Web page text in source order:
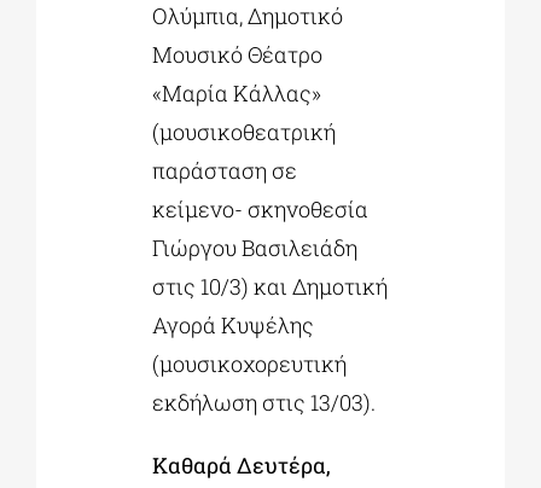
Ολύμπια, Δημοτικό
Μουσικό Θέατρο
«Μαρία Κάλλας»
(μουσικοθεατρική
παράσταση σε
κείμενο- σκηνοθεσία
Γιώργου Βασιλειάδη
στις 10/3) και Δημοτική
Αγορά Κυψέλης
(μουσικοχορευτική
εκδήλωση στις 13/03).
Καθαρά Δευτέρα,